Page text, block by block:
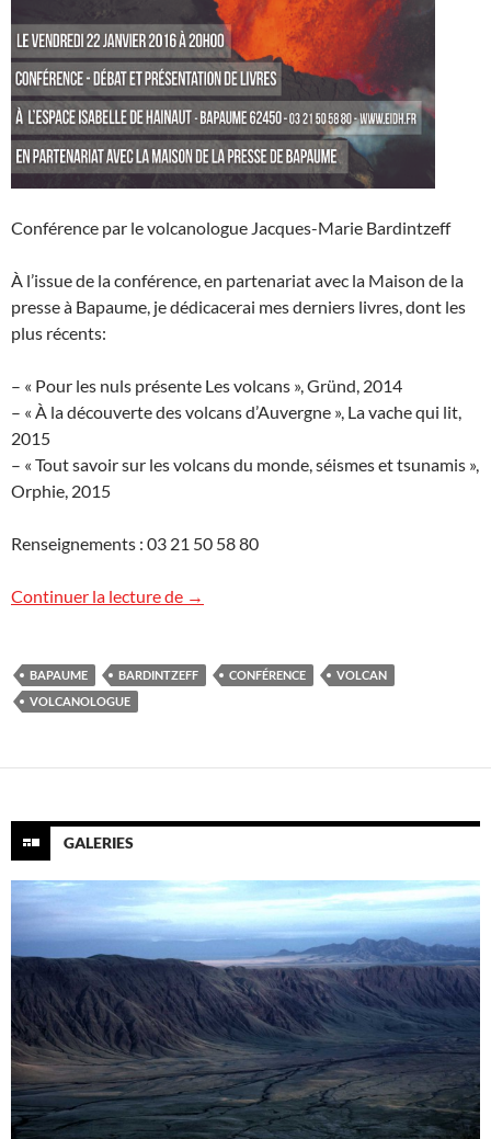
Conférence par le volcanologue Jacques-Marie Bardintzeff
À l’issue de la conférence, en partenariat avec la Maison de la
presse à Bapaume, je dédicacerai mes derniers livres, dont les
plus récents:
– « Pour les nuls présente Les volcans », Gründ, 2014
– « À la découverte des volcans d’Auvergne », La vache qui lit,
2015
– « Tout savoir sur les volcans du monde, séismes et tsunamis »,
Orphie, 2015
Renseignements : 03 21 50 58 80
Continuer la lecture de Conférence à Bapaume
→
BAPAUME BARDINTZEFF CONFÉRENCE
VOLCAN
VOLCANOLOGUE
GALERIES